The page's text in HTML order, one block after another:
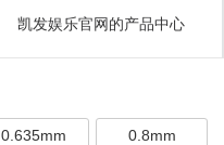
凯发娱乐官网的产品中心
0.635mm 0.8mm